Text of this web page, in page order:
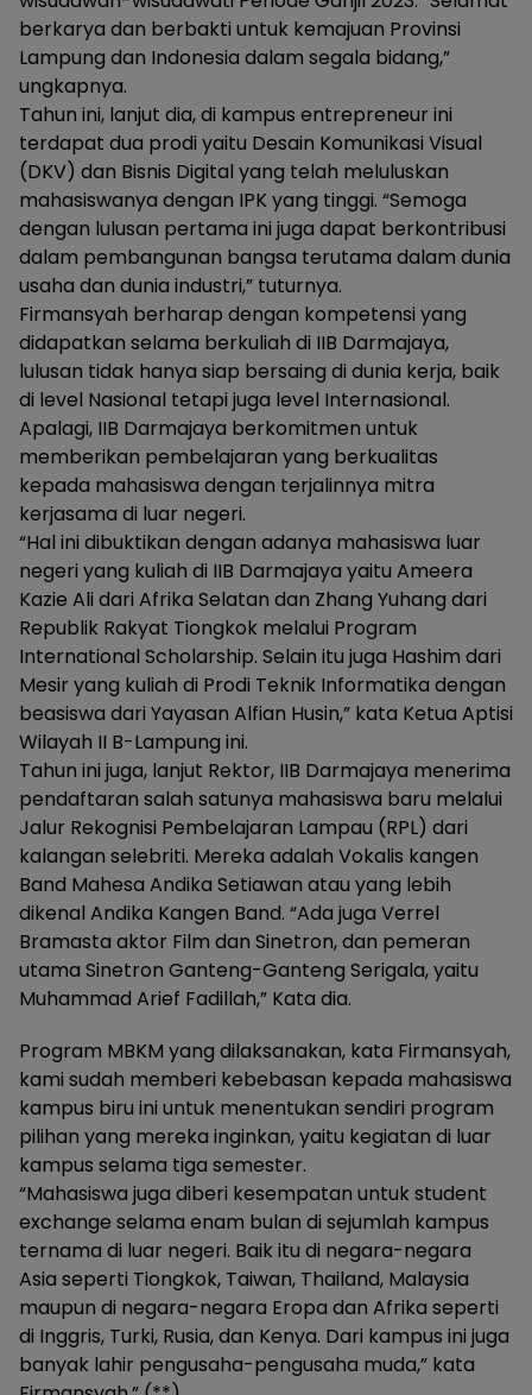
berkarya dan berbakti untuk kemajuan Provinsi
Lampung dan Indonesia dalam segala bidang,”
ungkapnya.
Tahun ini, lanjut dia, di kampus entrepreneur ini
terdapat dua prodi yaitu Desain Komunikasi Visual
(DKV) dan Bisnis Digital yang telah meluluskan
mahasiswanya dengan IPK yang tinggi. “Semoga
dengan lulusan pertama ini juga dapat berkontribusi
dalam pembangunan bangsa terutama dalam dunia
usaha dan dunia industri,” tuturnya.
Firmansyah berharap dengan kompetensi yang
didapatkan selama berkuliah di IIB Darmajaya,
lulusan tidak hanya siap bersaing di dunia kerja, baik
di level Nasional tetapi juga level Internasional.
Apalagi, IIB Darmajaya berkomitmen untuk
memberikan pembelajaran yang berkualitas
kepada mahasiswa dengan terjalinnya mitra
kerjasama di luar negeri.
“Hal ini dibuktikan dengan adanya mahasiswa luar
negeri yang kuliah di IIB Darmajaya yaitu Ameera
Kazie Ali dari Afrika Selatan dan Zhang Yuhang dari
Republik Rakyat Tiongkok melalui Program
International Scholarship. Selain itu juga Hashim dari
Mesir yang kuliah di Prodi Teknik Informatika dengan
beasiswa dari Yayasan Alfian Husin,” kata Ketua Aptisi
Wilayah II B-Lampung ini.
Tahun ini juga, lanjut Rektor, IIB Darmajaya menerima
pendaftaran salah satunya mahasiswa baru melalui
Jalur Rekognisi Pembelajaran Lampau (RPL) dari
kalangan selebriti. Mereka adalah Vokalis kangen
Band Mahesa Andika Setiawan atau yang lebih
dikenal Andika Kangen Band. “Ada juga Verrel
Bramasta aktor Film dan Sinetron, dan pemeran
utama Sinetron Ganteng-Ganteng Serigala, yaitu
Muhammad Arief Fadillah,” Kata dia.
Program MBKM yang dilaksanakan, kata Firmansyah,
kami sudah memberi kebebasan kepada mahasiswa
kampus biru ini untuk menentukan sendiri program
pilihan yang mereka inginkan, yaitu kegiatan di luar
kampus selama tiga semester.
“Mahasiswa juga diberi kesempatan untuk student
exchange selama enam bulan di sejumlah kampus
ternama di luar negeri. Baik itu di negara-negara
Asia seperti Tiongkok, Taiwan, Thailand, Malaysia
maupun di negara-negara Eropa dan Afrika seperti
di Inggris, Turki, Rusia, dan Kenya. Dari kampus ini juga
banyak lahir pengusaha-pengusaha muda,” kata